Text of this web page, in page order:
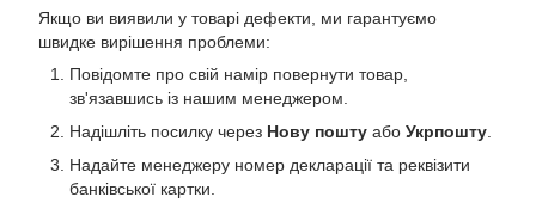
Якщо ви виявили у товарі дефекти, ми гарантуємо
швидке вирішення проблеми:
Повідомте про свій намір повернути товар,
зв'язавшись із нашим менеджером.
Надішліть посилку через Нову пошту або Укрпошту
Надайте менеджеру номер декларації та реквізити
банківської картки.